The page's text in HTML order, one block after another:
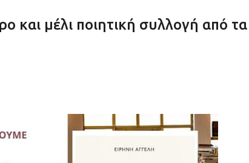
και μέλι ποιητική συλλογή από